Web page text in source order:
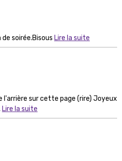
soirée.Bisous Lire la suite
l'arrière sur cette page (rire) Joyeux
Lire la suite